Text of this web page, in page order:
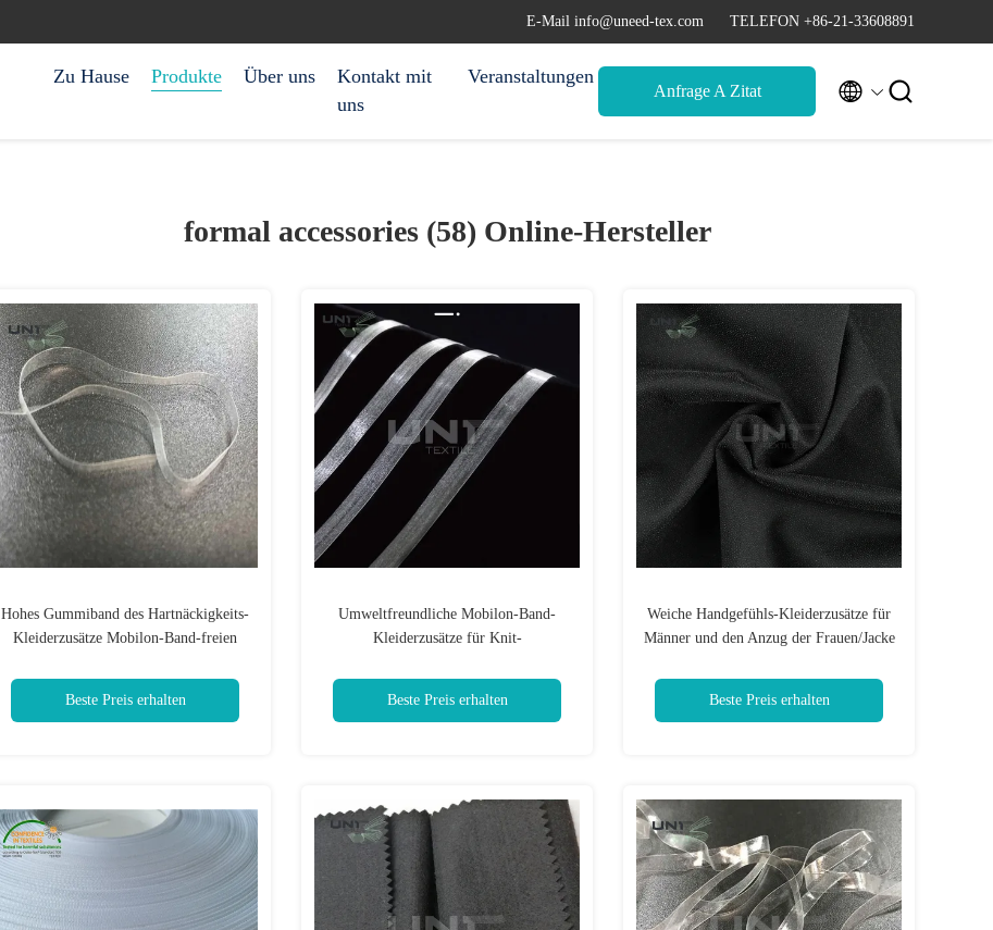
E-Mail info@uneed-tex.com TELEFON +86-21-33608891
Zu Hause Produkte Über uns
Kontakt mit
uns
Veranstaltungen
Anfrage A Zitat  
formal accessories (58) Online-Hersteller
Hohes Gummiband des Hartnäckigkeits-
Kleiderzusätze Mobilon-Band-freien
Beste Preis erhalten
Umweltfreundliche Mobilon-Band-
Kleiderzusätze für Knit-
Beste Preis erhalten
Weiche Handgefühls-Kleiderzusätze für
Männer und den Anzug der Frauen/Jacke
Beste Preis erhalten